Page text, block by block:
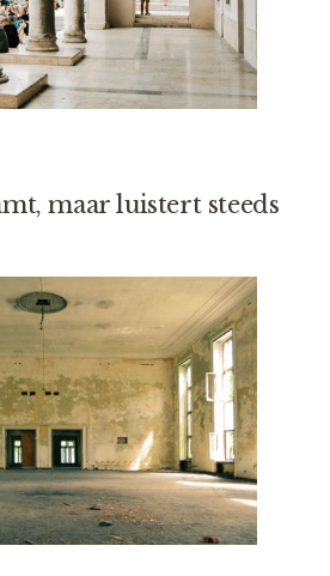
maar luistert steeds